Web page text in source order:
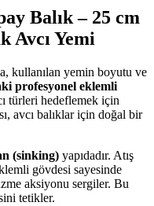
Balık – 25 cm
Avcı Yemi
kullanılan yemin boyutu ve
profesyonel eklemli
türleri hedeflemek için
avcı balıklar için doğal bir
(sinking) yapıdadır. Atış
gövdesi sayesinde
aksiyonu sergiler. Bu
tetikler.